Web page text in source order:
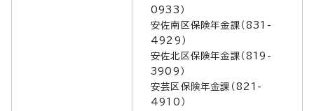
0933）
安佐南区保険年金課（831-
4929）
安佐北区保険年金課（819-
3909）
安芸区保険年金課（821-
4910）